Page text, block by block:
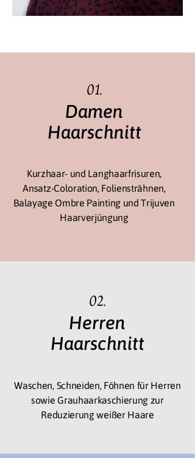
01.
Damen
Haarschnitt
Kurzhaar- und Langhaarfrisuren,
Ansatz-Coloration, Foliensträhnen,
Balayage Ombre Painting und Trijuven
Haarverjüngung
02.
Herren
Haarschnitt
Waschen, Schneiden, Föhnen für Herren
sowie Grauhaarkaschierung zur
Reduzierung weißer Haare